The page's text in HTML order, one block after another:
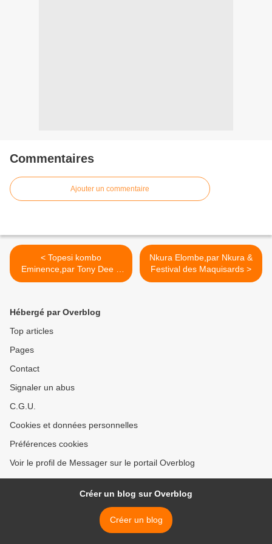
Commentaires
Ajouter un commentaire
< Topesi kombo
Eminence,par Tony Dee &
Los Nickelos
Nkura Elombe,par Nkura &
Festival des Maquisards >
Hébergé par Overblog
Top articles
Pages
Contact
Signaler un abus
C.G.U.
Cookies et données personnelles
Préférences cookies
Voir le profil de Messager sur le portail Overblog
Créer un blog sur Overblog
Créer un blog